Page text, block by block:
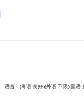
语言：(粤语:良好)(外语:不限)(国语: